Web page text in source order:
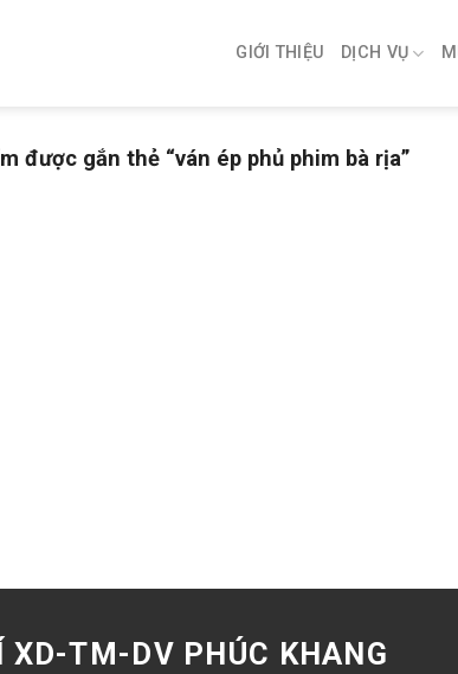
GIỚI THIỆU DỊCH VỤ
được gắn thẻ “ván ép phủ phim bà rịa”
XD-TM-DV PHÚC KHANG